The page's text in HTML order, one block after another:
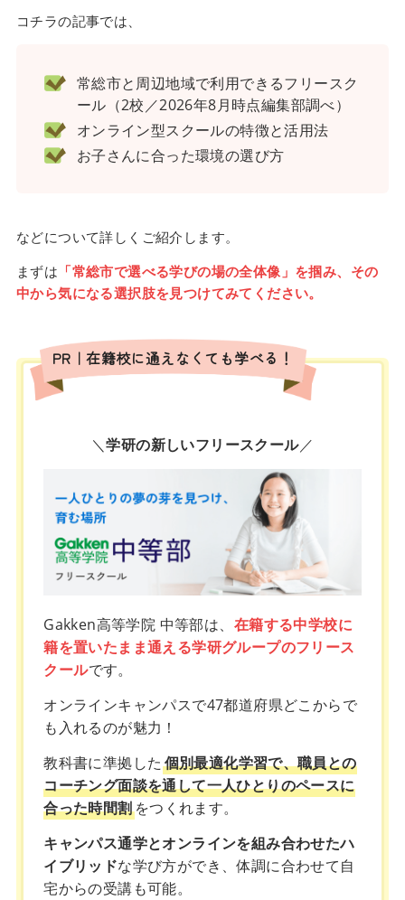
コチラの記事では、
常総市と周辺地域で利用できるフリースク
ール（2校／2026年8月時点編集部調べ）
オンライン型スクールの特徴と活用法
お子さんに合った環境の選び方
などについて詳しくご紹介します。
まずは 「常総市で選べる学びの場の全体像」を掴み、その
中から気になる選択肢を見つけてみてください。
PR｜在籍校に通えなくても学べる！
＼学研の新しいフリースクール／
Gakken高等学院 中等部は、 在籍する中学校に
籍を置いたまま通える学研グループのフリース
クールです。
オンラインキャンパスで47都道府県どこからで
も入れるのが魅力！
教科書に準拠した 個別最適化学習で、職員との
コーチング面談を通して一人ひとりのペースに
合った時間割をつくれます。
キャンパス通学とオンラインを組み合わせたハ
イブリッドな学び方ができ、体調に合わせて自
宅からの受講も可能。